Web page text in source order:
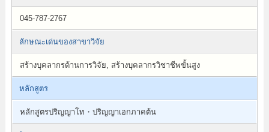
045-787-2767
ลักษณะเด่นของสาขาวิจัย
สร้างบุคลากรด้านการวิจัย, สร้างบุคลากรวิชาชีพขั้นสูง
หลักสูตร
หลักสูตรปริญญาโท・ปริญญาเอกภาคต้น